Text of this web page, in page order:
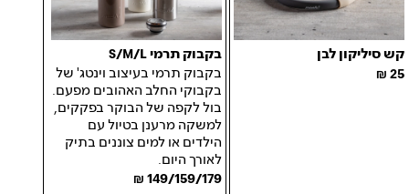
קש סיליקון לבן
25
בקבוק תרמי S/M/L
149/159/179
בקבוק תרמי בעיצוב וינטג' של
בקבוקי החלב האהובים מפעם.
בול לקפה של הבוקר בפקקים,
למשקה מרענן בטיול עם
הילדים או למים צוננים בתיק
לאורך היום.